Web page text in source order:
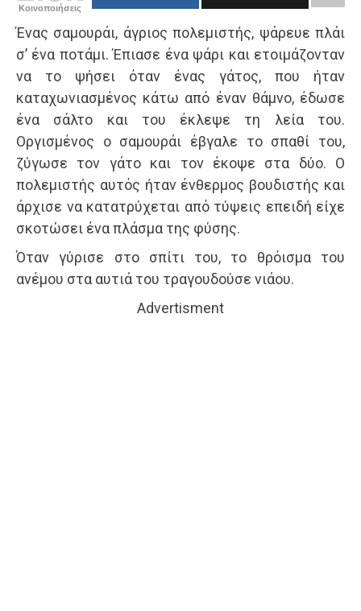
Κοινοποιήσεις
Ένας σαμουράι, άγριος πολεμιστής, ψάρευε πλάι
σ’ ένα ποτάμι. Έπιασε ένα ψάρι και ετοιμάζονταν
να το ψήσει όταν ένας γάτος, που ήταν
καταχωνιασμένος κάτω από έναν θάμνο, έδωσε
ένα σάλτο και του έκλεψε τη λεία του.
Οργισμένος ο σαμουράι έβγαλε το σπαθί του,
ζύγωσε τον γάτο και τον έκοψε στα δύο. Ο
πολεμιστής αυτός ήταν ένθερμος βουδιστής και
άρχισε να κατατρύχεται από τύψεις επειδή είχε
σκοτώσει ένα πλάσμα της φύσης.
Όταν γύρισε στο σπίτι του, το θρόισμα του
ανέμου στα αυτιά του τραγουδούσε νιάου.
Advertisment